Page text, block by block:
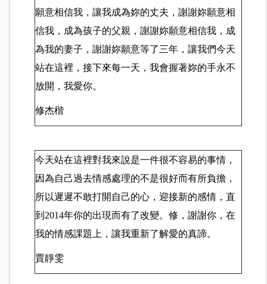
願意相信我，讓我成為妳的丈夫，謝謝妳願意相
信我，成為孩子的父親，謝謝妳願意相信我，成
為我的妻子，謝謝妳願意等了三年，讓我們今天
站在這裡，接下來每一天，我會握著妳的手永不
放開，我愛你。
修杰楷
今天站在這裡對我來說是一件很不容易的事情，
因為自己過去情感處理的不是很好而有所負擔，
所以遲遲不敢打開自己的心，迎接新的感情，直
到2014年你的出現而有了改變。修，謝謝你，在
我的情感課題上，讓我重新了解愛的真諦。
賈靜雯